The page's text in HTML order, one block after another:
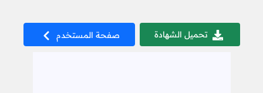
تحميل الشهادة صفحة المستخدم